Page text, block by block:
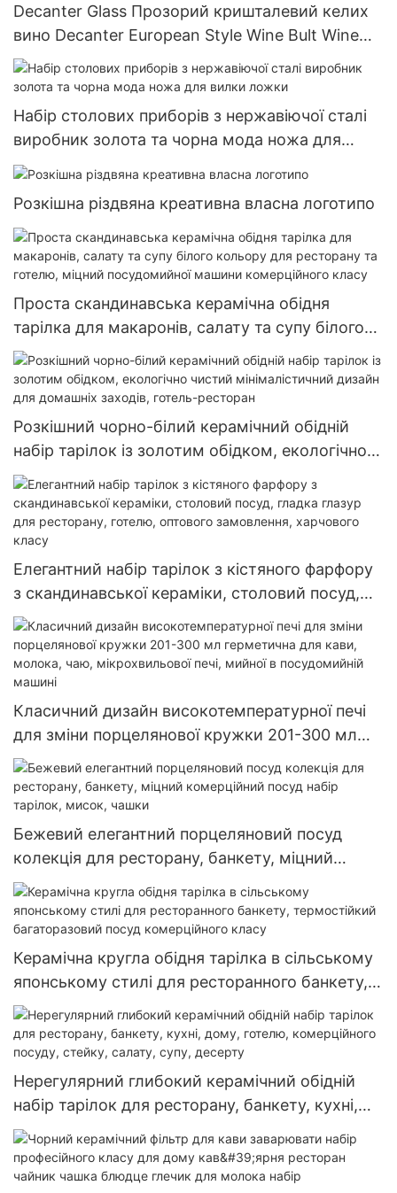
Decanter Glass Прозорий кришталевий келих
вино Decanter European Style Wine Bult Wine
Distributor Creative Design
Набір столових приборів з нержавіючої сталі
виробник золота та чорна мода ножа для
вилки ложки
Розкішна різдвяна креативна власна логотипо
Проста скандинавська керамічна обідня
тарілка для макаронів, салату та супу білого
кольору для ресторану та готелю, міцний
посудомийної машини комерційного класу
Розкішний чорно-білий керамічний обідній
набір тарілок із золотим обідком, екологічно
чистий мінімалістичний дизайн для домашніх
заходів, готель-ресторан
Елегантний набір тарілок з кістяного фарфору
з скандинавської кераміки, столовий посуд,
гладка глазур для ресторану, готелю, оптового
замовлення, харчового класу
Класичний дизайн високотемпературної печі
для зміни порцелянової кружки 201-300 мл
герметична для кави, молока, чаю,
мікрохвильової печі, мийної в посудомийній
машині
Бежевий елегантний порцеляновий посуд
колекція для ресторану, банкету, міцний
комерційний посуд набір тарілок, мисок,
чашки
Керамічна кругла обідня тарілка в сільському
японському стилі для ресторанного банкету,
термостійкий багаторазовий посуд
комерційного класу
Нерегулярний глибокий керамічний обідній
набір тарілок для ресторану, банкету, кухні,
дому, готелю, комерційного посуду, стейку,
салату, супу, десерту